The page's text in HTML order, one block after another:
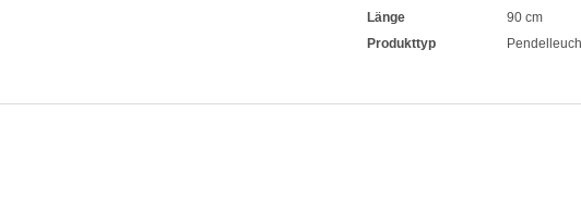
Länge
90 cm
Produkttyp